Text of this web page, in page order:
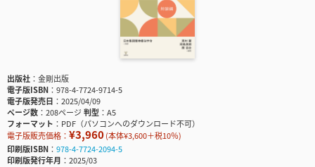
出版社
金剛出版
電子版ISBN
978-4-7724-9714-5
電子版発売日
2025/04/09
ページ数
208ページ判型
A5
フォーマット
PDF（パソコンへのダウンロード不可）
電子版販売価格： ¥3,960(本体¥3,600＋税10％)
印刷版ISBN
978-4-7724-2094-5
印刷版発行年月
2025/03